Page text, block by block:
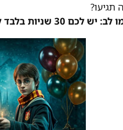
תגיעו?
לכם 30 שניות בלבד לענות על כל שאלה!